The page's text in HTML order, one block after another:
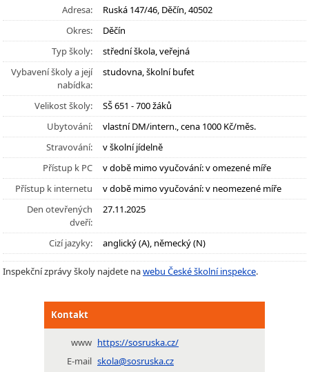
Adresa:
Ruská 147/46, Děčín, 40502
Okres:
Děčín
Typ školy:
střední škola, veřejná
Vybavení školy a její
nabídka:
studovna, školní bufet
Velikost školy:
SŠ 651 - 700 žáků
Ubytování:
vlastní DM/intern., cena 1000 Kč/měs.
Stravování:
v školní jídelně
Přístup k PC
v době mimo vyučování: v omezené míře
Přístup k internetu
v době mimo vyučování: v neomezené míře
Den otevřených
dveří:
27.11.2025
Cizí jazyky: anglický (A), německý (N)
Inspekční zprávy školy najdete nawebu České školní inspekce.
Kontakt
www https://sosruska.cz/
E-mail skola@sosruska.cz